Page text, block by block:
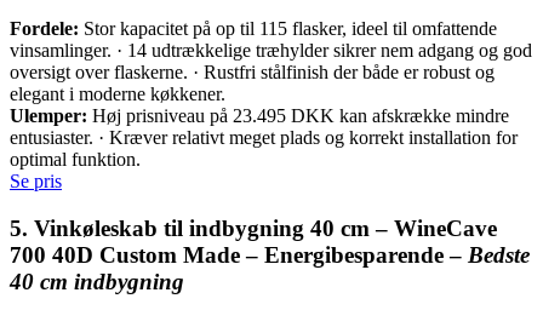
Fordele: Stor kapacitet på op til 115 flasker, ideel til omfattende
vinsamlinger. · 14 udtrækkelige træhylder sikrer nem adgang og god
oversigt over flaskerne. · Rustfri stålfinish der både er robust og
elegant i moderne køkkener.
Ulemper: Høj prisniveau på 23.495 DKK kan afskrække mindre
entusiaster. · Kræver relativt meget plads og korrekt installation for
optimal funktion.
Se pris
5. Vinkøleskab til indbygning 40 cm – WineCave
700 40D Custom Made – Energibesparende – Bedste
40 cm indbygning